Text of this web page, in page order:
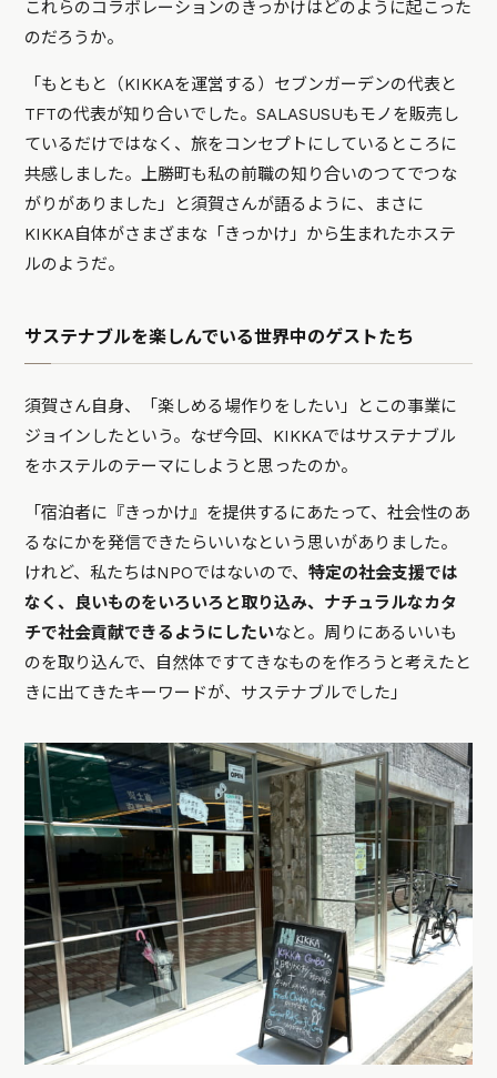
これらのコラボレーションのきっかけはどのように起こった
のだろうか。
「もともと（KIKKAを運営する）セブンガーデンの代表と
TFTの代表が知り合いでした。SALASUSUもモノを販売し
ているだけではなく、旅をコンセプトにしているところに
共感しました。上勝町も私の前職の知り合いのつてでつな
がりがありました」と須賀さんが語るように、まさに
KIKKA自体がさまざまな「きっかけ」から生まれたホステ
ルのようだ。
サステナブルを楽しんでいる世界中のゲストたち
須賀さん自身、「楽しめる場作りをしたい」とこの事業に
ジョインしたという。なぜ今回、KIKKAではサステナブル
をホステルのテーマにしようと思ったのか。
「宿泊者に『きっかけ』を提供するにあたって、社会性のあ
るなにかを発信できたらいいなという思いがありました。
けれど、私たちはNPOではないので、特定の社会支援では
なく、良いものをいろいろと取り込み、ナチュラルなカタ
チで社会貢献できるようにしたいなと。周りにあるいいも
のを取り込んで、自然体ですてきなものを作ろうと考えたと
きに出てきたキーワードが、サステナブルでした」